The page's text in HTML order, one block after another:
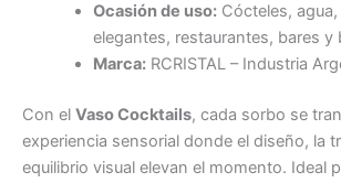
Ocasión de uso:Cócteles, agua,
elegantes, restaurantes, bares y
Marca:RCRISTAL – Industria
Con el Vaso Cocktails, cada sorbo se
experiencia sensorial donde el diseño, la
equilibrio visual elevan el momento. Ideal